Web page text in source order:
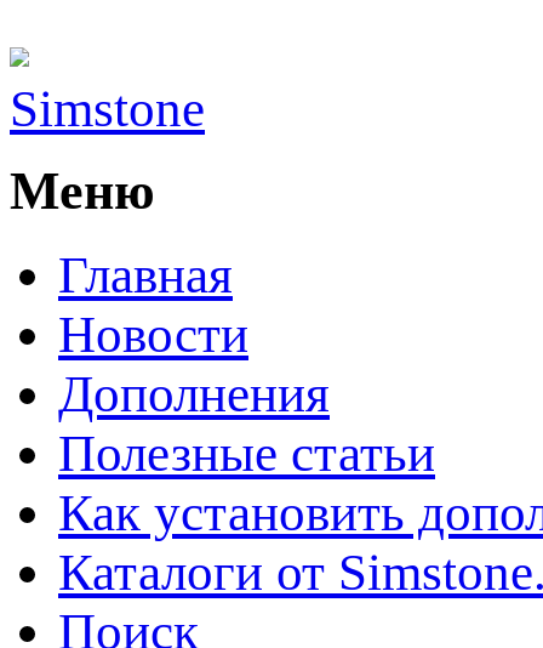
Simstone
Меню
Главная
Новости
Дополнения
Полезные статьи
Как установить
Каталоги от
Поиск